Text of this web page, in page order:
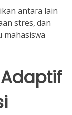
antara lain
stres, dan
mahasiswa